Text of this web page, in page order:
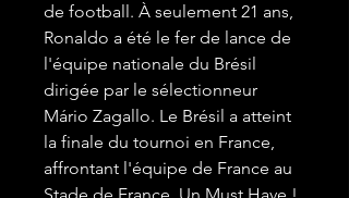
de football. À seulement 21 ans,
Ronaldo a été le fer de lance de
l'équipe nationale du Brésil
dirigée par le sélectionneur
Mário Zagallo. Le Brésil a atteint
la finale du tournoi en France,
affrontant l'équipe de France au